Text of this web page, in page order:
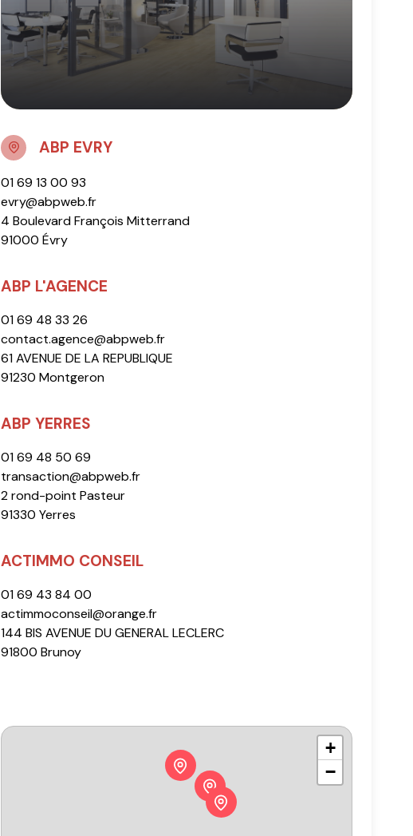
ABP EVRY
01 69 13 00 93
evry@abpweb.fr
4 Boulevard François Mitterrand
91000 Évry
ABP L'AGENCE
01 69 48 33 26
contact.agence@abpweb.fr
61 AVENUE DE LA REPUBLIQUE
91230 Montgeron
ABP YERRES
01 69 48 50 69
transaction@abpweb.fr
2 rond-point Pasteur
91330 Yerres
ACTIMMO CONSEIL
01 69 43 84 00
actimmoconseil@orange.fr
144 BIS AVENUE DU GENERAL LECLERC
91800 Brunoy
+
−